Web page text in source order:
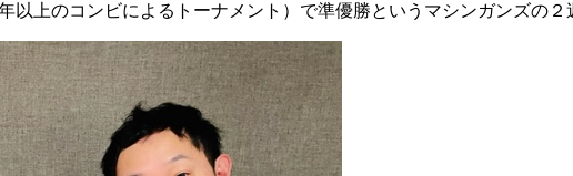
以上のコンビによるトーナメント）で準優勝というマシンガンズの２